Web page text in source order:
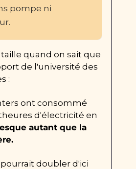
pompe ni
quand on sait que
de l'université des
:
ont consommé
d'électricité en
autant que la
doubler d'ici